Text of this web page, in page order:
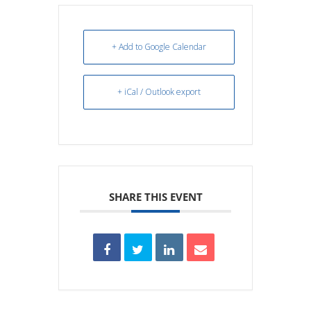
+ Add to Google Calendar
+ iCal / Outlook export
SHARE THIS EVENT